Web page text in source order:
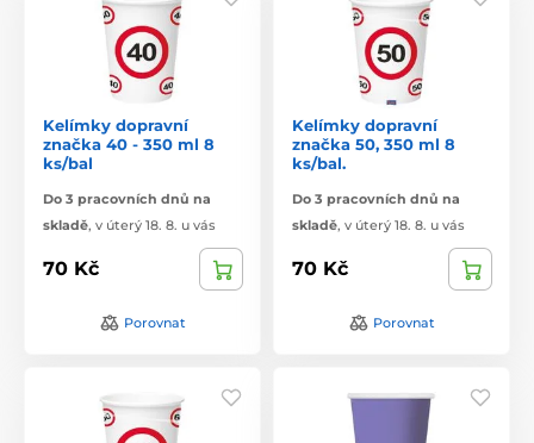
Kelímky dopravní
značka 40 - 350 ml 8
ks/bal
Do 3 pracovních dnů na
skladě, v úterý 18. 8. u vás
70 Kč
Porovnat
Kelímky dopravní
značka 50, 350 ml 8
ks/bal.
Do 3 pracovních dnů na
skladě, v úterý 18. 8. u vás
70 Kč
Porovnat